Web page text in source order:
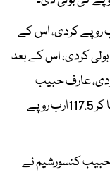
لکی کنسورشیم نے اپنی بولی 115.5 ارب روپے کردی، اس کے
نے 116 ارب روپے بولی کردی، اس کے بعد
بولی کردی، عارف حبیب
کنسورشیم نے بولی بڑھا کر 116.5ارب اور پھر بڑھا کر 117.5ارب روپے
اور عارف حبیب کنسورشیم نے